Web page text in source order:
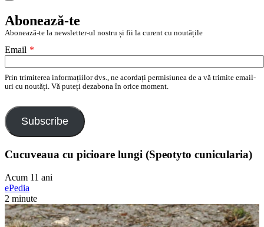
Search
Abonează-te
Abonează-te la newsletter-ul nostru și fii la curent cu noutățile
Email *
Prin trimiterea informațiilor dvs., ne acordați permisiunea de a vă trimite email-
uri cu noutăți. Vă puteți dezabona în orice moment.
Subscribe
Cucuveaua cu picioare lungi (Speotyto cunicularia)
Acum 11 ani
ePedia
2 minute